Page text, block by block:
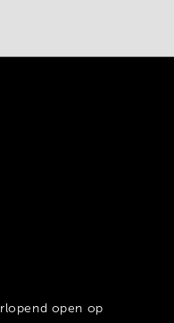
open op